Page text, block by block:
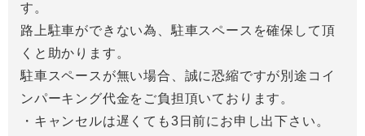
す。
路上駐車ができない為、駐車スペースを確保して頂
くと助かります。
駐車スペースが無い場合、誠に恐縮ですが別途コイ
ンパーキング代金をご負担頂いております。
・キャンセルは遅くても3日前にお申し出下さい。